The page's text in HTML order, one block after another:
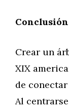
Conclusión
Crear un
XIX
de
Al